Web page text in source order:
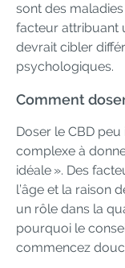
sont des
facteur attribuant
devrait cibler
psychologiques.
Comment
Doser le CBD
complexe à
idéale ». Des
l’âge et la raison
un rôle dans la
pourquoi le
commencez